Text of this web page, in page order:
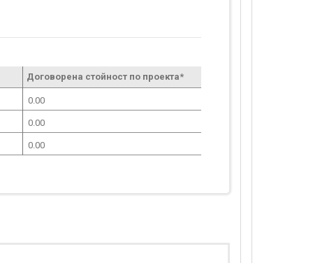
Договорена стойност по проекта*
0.00
0.00
0.00